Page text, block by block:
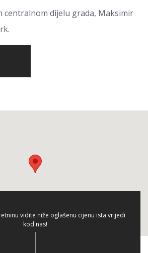
centralnom dijelu grada, Maksimir
vidite niže oglašenu cijenu ista vrijedi
kod nas!